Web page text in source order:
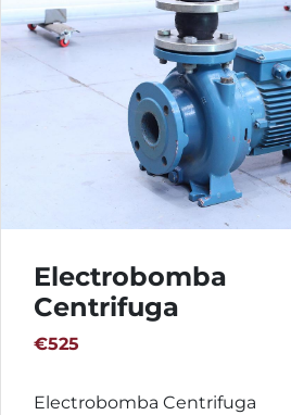
Electrobomba
Centrifuga
CALPEDA NM
€525
Electrobomba Centrifuga